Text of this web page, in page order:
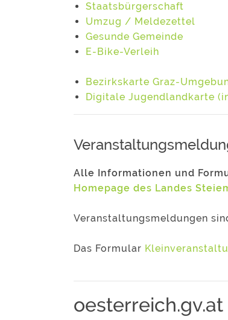
Staatsbürgerschaft
Umzug / Meldezettel
Gesunde Gemeinde
E-Bike-Verleih
Bezirkskarte Graz-
Digitale Jugendlandkarte
Alle Informationen und
Homepage des Landes
Veranstaltungsmeldungen
Das Formular
oesterreich.gv.at